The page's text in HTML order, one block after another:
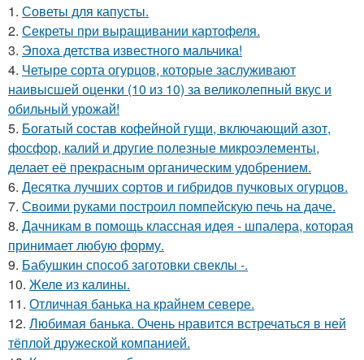
1. Советы для капусты.
2. Секреты при выращивании картофеля.
3. Эпоха детства известного мальчика!
4. Четыре сорта огурцов, которые заслуживают
наивысшей оценки (10 из 10) за великолепный вкус и
обильный урожай!
5. Богатый состав кофейной гущи, включающий азот,
фосфор, калий и другие полезные микроэлементы,
делает её прекрасным органическим удобрением.
6. Десятка лучших сортов и гибридов пучковых огурцов.
7. Своими руками построил помпейскую печь на даче.
8. Дачникам в помощь классная идея - шпалера, которая
принимает любую форму.
9. Бабушкин способ заготовки свеклы -.
10. Желе из калины.
11. Отличная банька на крайнем севере.
12. Любимая банька. Очень нравится встречаться в ней
тёплой дружеской компанией.